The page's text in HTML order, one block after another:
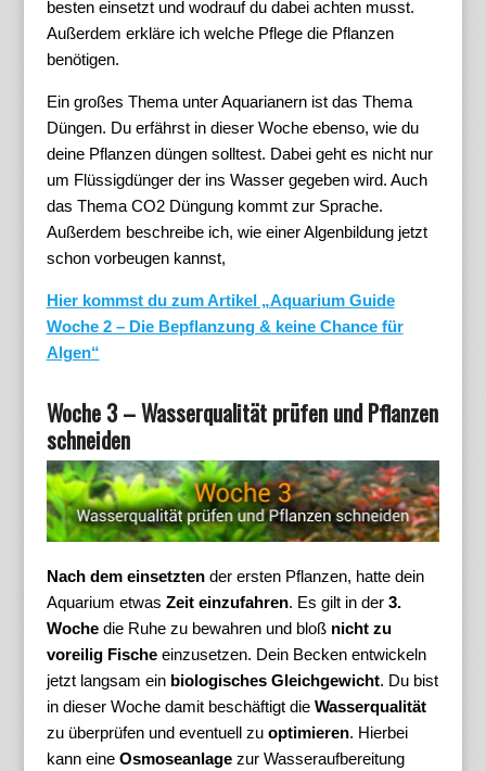
besten einsetzt und wodrauf du dabei achten musst.
Außerdem erkläre ich welche Pflege die Pflanzen
benötigen.
Ein großes Thema unter Aquarianern ist das Thema
Düngen. Du erfährst in dieser Woche ebenso, wie du
deine Pflanzen düngen solltest. Dabei geht es nicht nur
um Flüssigdünger der ins Wasser gegeben wird. Auch
das Thema CO2 Düngung kommt zur Sprache.
Außerdem beschreibe ich, wie einer Algenbildung jetzt
schon vorbeugen kannst,
Hier kommst du zum Artikel „Aquarium Guide
Woche 2 – Die Bepflanzung & keine Chance für
Algen“
Woche 3 – Wasserqualität prüfen und Pflanzen
schneiden
Nach dem einsetztender ersten Pflanzen, hatte dein
Aquarium etwas Zeit einzufahren. Es gilt in der 3.
Wochedie Ruhe zu bewahren und bloß nicht zu
voreilig Fischeeinzusetzen. Dein Becken entwickeln
jetzt langsam ein biologisches Gleichgewicht. Du bist
in dieser Woche damit beschäftigt die Wasserqualität
zu überprüfen und eventuell zu optimieren. Hierbei
kann eine Osmoseanlagezur Wasseraufbereitung